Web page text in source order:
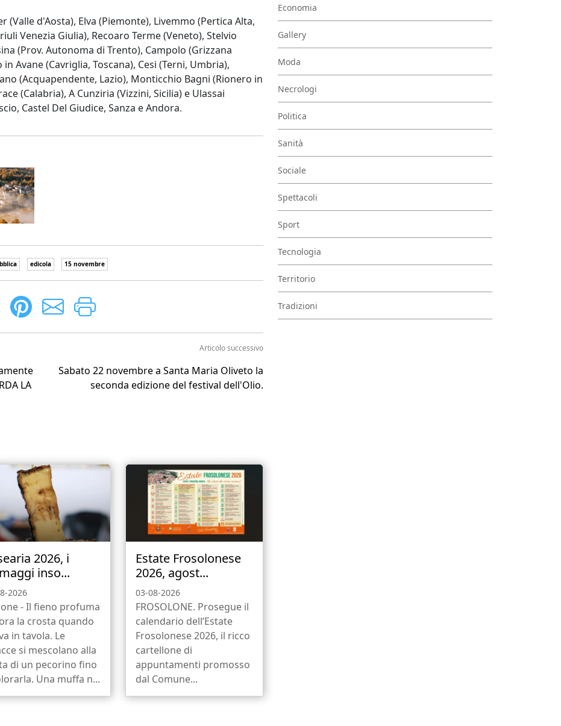
(Valle d'Aosta), Elva (Piemonte), Livemmo (Pertica Alta,
Venezia Giulia), Recoaro Terme (Veneto), Stelvio
(Prov. Autonoma di Trento), Campolo (Grizzana
Avane (Cavriglia, Toscana), Cesi (Terni, Umbria),
(Acquapendente, Lazio), Monticchio Bagni (Rionero in
(Calabria), A Cunziria (Vizzini, Sicilia) e Ulassai
Castel Del Giudice, Sanza e Andora.
edicola 15 novembre
LA
Articolo successivo
Sabato 22 novembre a Santa Maria Oliveto la
seconda edizione del festival dell'Olio.
2026, i
inso...
2026
- Il fieno profuma
la crosta quando
in tavola. Le
si mescolano alla
di un pecorino fino
Una muffa n...
Estate Frosolonese
2026, agost...
03-08-2026
FROSOLONE. Prosegue il
calendario dell’Estate
Frosolonese 2026, il ricco
cartellone di
appuntamenti promosso
dal Comune...
Economia
Gallery
Moda
Necrologi
Politica
Sanità
Sociale
Spettacoli
Sport
Tecnologia
Territorio
Tradizioni